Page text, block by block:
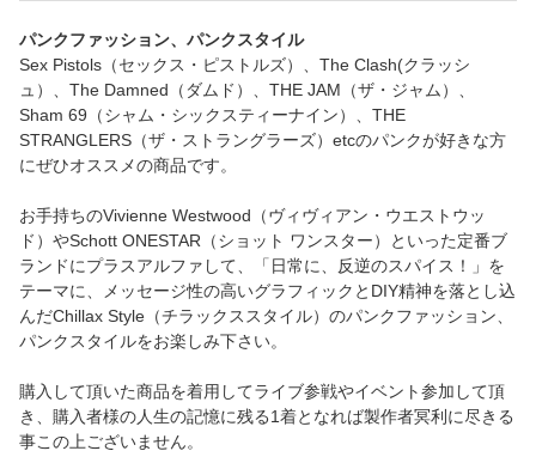
パンクファッション、パンクスタイル
Sex Pistols（セックス・ピストルズ）、The Clash(クラッシ
ュ）、The Damned（ダムド）、THE JAM（ザ・ジャム）、
Sham 69（シャム・シックスティーナイン）、THE
STRANGLERS（ザ・ストラングラーズ）etcのパンクが好きな方
にぜひオススメの商品です。
お手持ちのVivienne Westwood（ヴィヴィアン・ウエストウッ
ド）やSchott ONESTAR（ショット ワンスター）といった定番ブ
ランドにプラスアルファして、「日常に、反逆のスパイス！」を
テーマに、メッセージ性の高いグラフィックとDIY精神を落とし込
んだChillax Style（チラックススタイル）のパンクファッション、
パンクスタイルをお楽しみ下さい。
購入して頂いた商品を着用してライブ参戦やイベント参加して頂
き、購入者様の人生の記憶に残る1着となれば製作者冥利に尽きる
事この上ございません。